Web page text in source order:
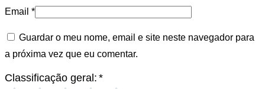
Email *
Guardar o meu nome, email e site neste navegador para
a próxima vez que eu comentar.
Classificação geral: *